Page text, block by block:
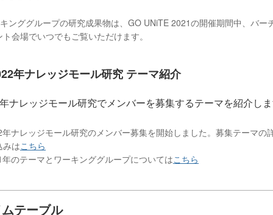
ンググループの研究成果物は、GO UNiTE 2021の開催期間中、バー
会場でいつでもご覧いただけます。
年ナレッジモール研究 テーマ紹介
ナレッジモール研究でメンバーを募集するテーマを紹介し
ナレッジモール研究のメンバー募集を開始しました。募集テーマの
みはこちら
のテーマとワーキンググループについてはこちら
テーブル